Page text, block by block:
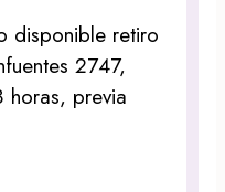
disponible retiro
2747,
horas, previa